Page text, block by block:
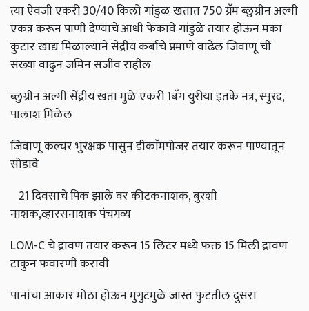
त्या ऐवजी एकरी 30/40 किलो गांडुळ खतात 750 ग्रॅम ब्लुग्रीन अल्गी
एकत्र करून पाणी देण्याचे आधी फेकावे गांडुळे तयार होऊन मका
कुटार खाद्य मिळाल्याने सेंद्रीय कर्बाचे प्रमाणे वाढेल जिवाणू ची
संख्या वाढुन जमिन सजीव राहील
ब्लुग्रीन अल्गी सेंद्रीय खता मुळे एकरी 1बॅग युरीया इतके नत्र, स्पुरद,
पालाश मिळेल
जिवाणू कल्चर भुरक्षक पासुन डीकाॅमपोजर तयार करून पाण्यातून
सोडावे
21 दिवसाचे पिक झाले वर कीटकनाशक, बुरशी
नाशक,व्हारसनाशक पंचगव्य
LOM-C चे द्रावण तयार करून 15 लिटर मध्ये फक्त 15 मिली द्रावण
टाकुन फवारणी करावी
पानांचा आकार मोठा होऊन मुगुटमुळे जास्त फुटतील दुसरा